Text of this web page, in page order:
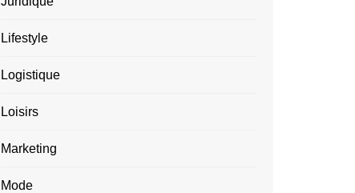
Lifestyle
Logistique
Loisirs
Marketing
Mode